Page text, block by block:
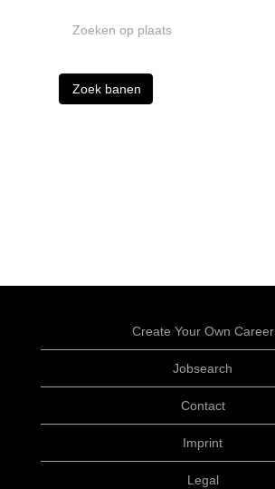
Zoeken op plaats
Create Your Own Career
Jobsearch
Contact
Imprint
Legal